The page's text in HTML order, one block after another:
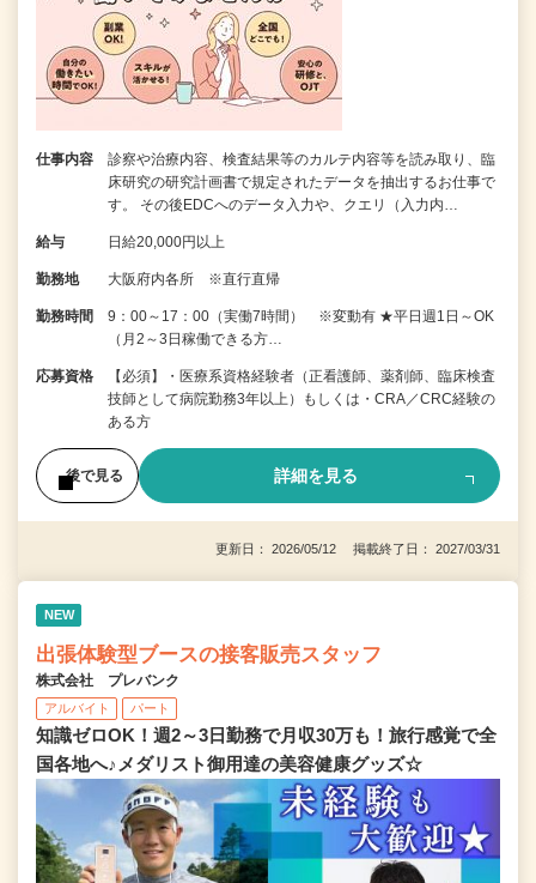
仕事内容
診察や治療内容、検査結果等のカルテ内容等を読み取り、臨
床研究の研究計画書で規定されたデータを抽出するお仕事で
す。 その後EDCへのデータ入力や、クエリ（入力内…
給与 日給20,000円以上
勤務地 大阪府内各所 ※直行直帰
勤務時間
9：00～17：00（実働7時間） ※変動有 ★平日週1日～OK
（月2～3日稼働できる方…
応募資格
【必須】・医療系資格経験者（正看護師、薬剤師、臨床検査
技師として病院勤務3年以上）もしくは・CRA／CRC経験の
ある方
後で見る 詳細を見る
更新日： 2026/05/12 掲載終了日： 2027/03/31
NEW
出張体験型ブースの接客販売スタッフ
株式会社 プレバンク
アルバイト パート
知識ゼロOK！週2～3日勤務で月収30万も！旅行感覚で全
国各地へ♪メダリスト御用達の美容健康グッズ☆